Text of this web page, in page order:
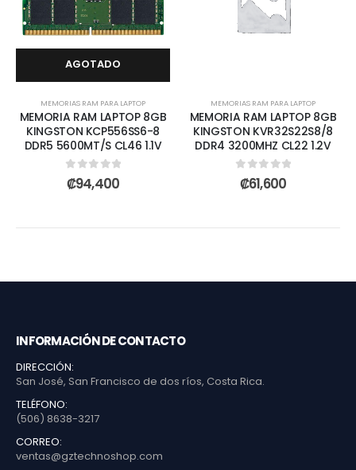
AGOTADO
MEMORIAS RAM PARA LAPTOP
MEMORIA RAM LAPTOP 8GB
KINGSTON KCP556SS6-8
DDR5 5600MT/S CL46 1.1V
0out of 5
₡94,400
MEMORIAS RAM PARA LAPTOP
MEMORIA RAM LAPTOP 8GB
KINGSTON KVR32S22S8/8
DDR4 3200MHZ CL22 1.2V
0out of 5
₡61,600
INFORMACIÓN DE CONTACTO
DIRECCIÓN:
San José, San Francisco de dos ríos, Costa Rica.
TELÉFONO:
(506) 8638-3217
CORREO:
ventas@gztechnoshop.com